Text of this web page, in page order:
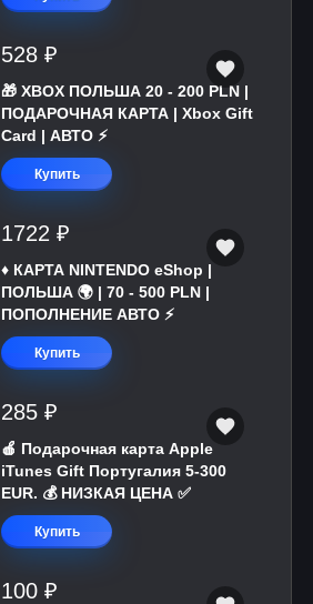
528 ₽
🎁 XBOX ПОЛЬША 20 - 200 PLN |
ПОДАРОЧНАЯ КАРТА | Xbox Gift
Card | АВТО ⚡
Купить
1722 ₽
♦️ КАРТА NINTENDO eShop |
ПОЛЬША 🌍 | 70 - 500 PLN |
ПОПОЛНЕНИЕ АВТО ⚡
Купить
285 ₽
🍎 Подарочная карта Apple
iTunes Gift Португалия 5-300
EUR. 💰 НИЗКАЯ ЦЕНА ✅
Купить
100 ₽